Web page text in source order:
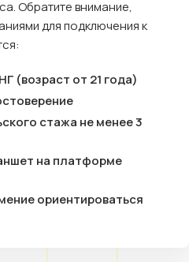
Обратите внимание,
для подключения к
(возраст от 21 года)
стажа не менее 3
на платформе
ориентироваться